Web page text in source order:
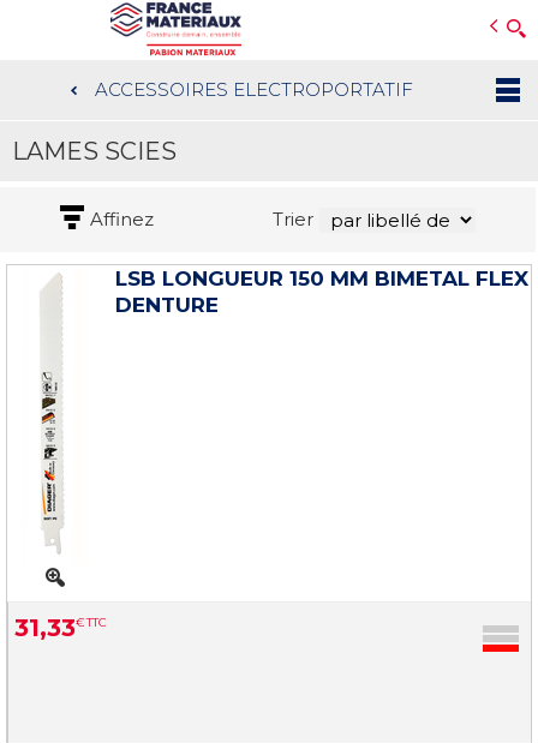
au
contenu
ACCESSOIRES ELECTROPORTATIF
LAMES SCIES
Affinez Trier
LSB LONGUEUR 150 MM BIMETAL FLEX
DENTURE
31,33€TTC